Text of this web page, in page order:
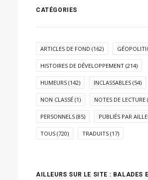
CATÉGORIES
ARTICLES DE FOND (162)
HISTOIRES DE DÉVELOPPEMENT (214)
HUMEURS (142) INCLASSABLES (54)
NON CLASSÉ (1) NOTES DE LECTURE
PERSONNELS (85) PUBLIÉS PAR
TOUS (720) TRADUITS (17)
AILLEURS SUR LE SITE : BALADES